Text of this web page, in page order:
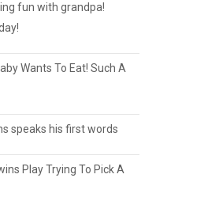
fun with grandpa!
Wants To Eat! Such A
speaks his first words
Play Trying To Pick A